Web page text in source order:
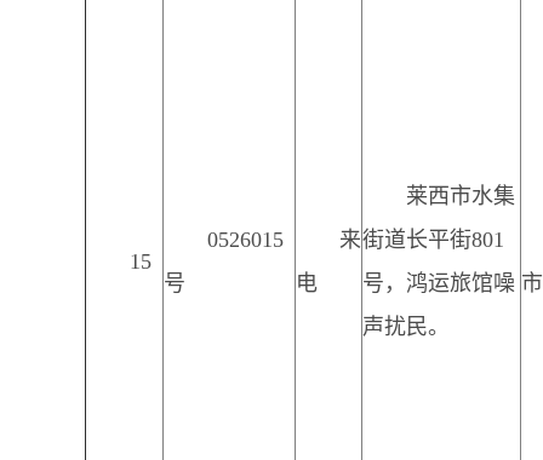
15
0526015
号
来
电
莱西市水集
街道长平街801
号，鸿运旅馆噪
声扰民。
市